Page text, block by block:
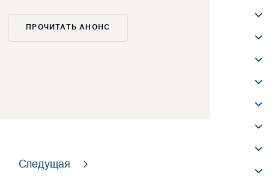
ПРОЧИТАТЬ АНОНС
Следущая